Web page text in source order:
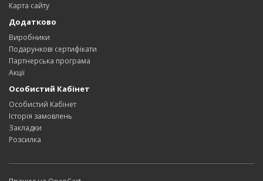
Карта сайту
Додатково
Виробники
Подарункові сертифікати
Партнерська програма
Акції
Особистий Кабінет
Особистий Кабінет
Історія замовлень
Закладки
Розсилка